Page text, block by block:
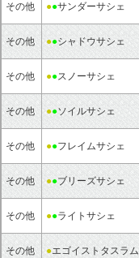
その他 ●●サンダーサシェ
その他 ●●シャドウサシェ
その他 ●●スノーサシェ
その他 ●●ソイルサシェ
その他 ●●フレイムサシェ
その他 ●●ブリーズサシェ
その他 ●●ライトサシェ
その他 ●エゴイストタスラム